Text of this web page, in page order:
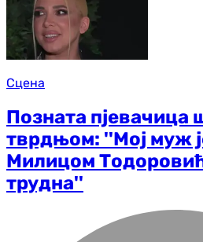
Сцена
Позната пјевачица
тврдњом: ''Мој муж
Милицом
трудна''